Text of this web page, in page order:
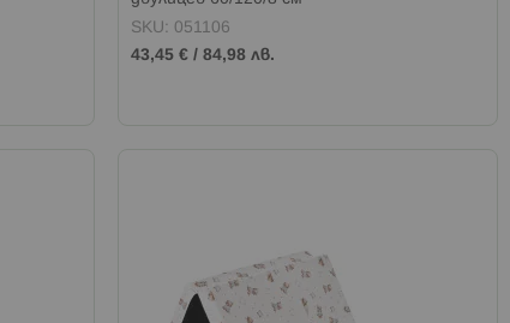
SKU: 051106
43,45 € /84,98 лв.